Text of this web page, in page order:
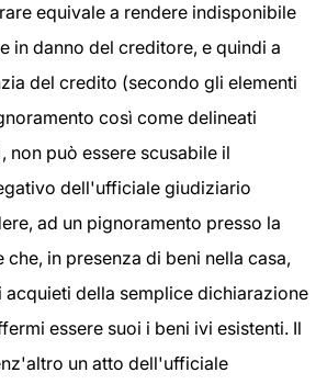
equivale a rendere indisponibile
in danno del creditore, e quindi a
del credito (secondo gli elementi
così come delineati
non può essere scusabile il
dell'ufficiale giudiziario
ad un pignoramento presso la
in presenza di beni nella casa,
acquieti della semplice dichiarazione
essere suoi i beni ivi esistenti. Il
un atto dell'ufficiale